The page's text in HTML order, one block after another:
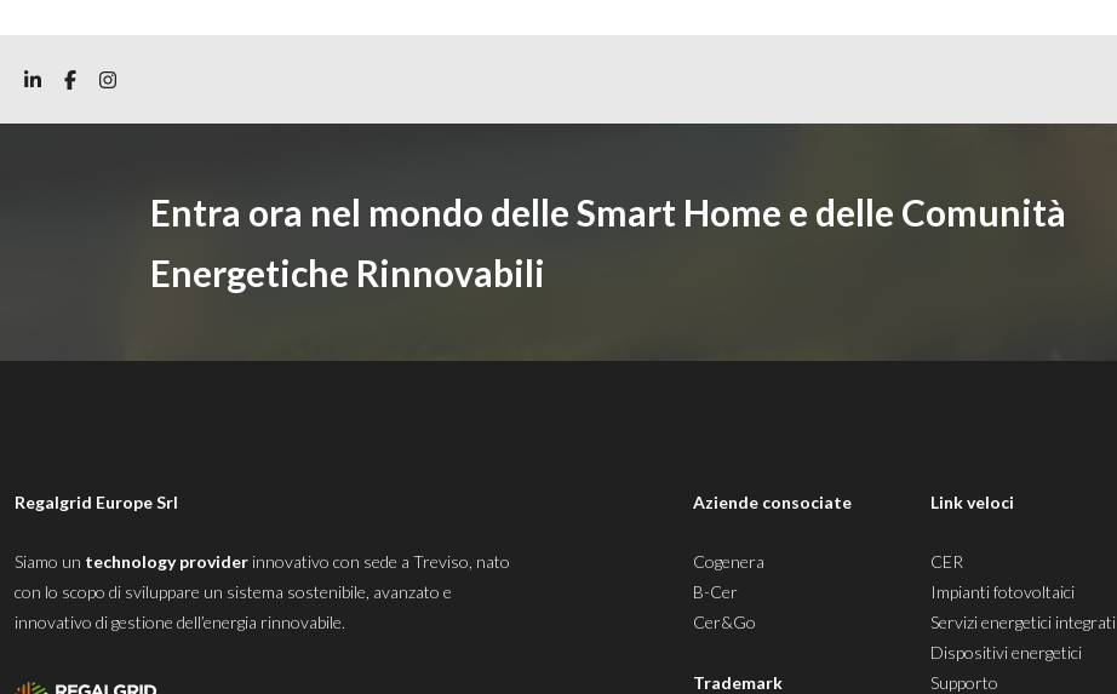
Entra ora nel mondo delle Smart Home e delle Comunità
Energetiche Rinnovabili
Regalgrid Europe Srl
Siamo un technology provider innovativo con sede a Treviso, nato
con lo scopo di sviluppare un sistema sostenibile, avanzato e
innovativo di gestione dell’energia rinnovabile.
Aziende consociate
Cogenera
B-Cer
Cer&Go
Trademark
Link veloci
CER
Impianti fotovoltaici
Servizi energetici integrati
Dispositivi energetici
Supporto